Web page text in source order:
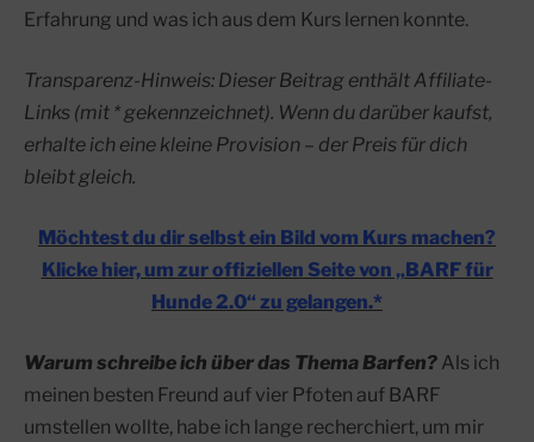
Erfahrung und was ich aus dem Kurs lernen konnte.
Transparenz-Hinweis: Dieser Beitrag enthält Affiliate-
Links (mit * gekennzeichnet). Wenn du darüber kaufst,
erhalte ich eine kleine Provision – der Preis für dich
bleibt gleich.
Möchtest du dir selbst ein Bild vom Kurs machen?
Klicke hier, um zur offiziellen Seite von „BARF für
Hunde 2.0“ zu gelangen.*
Warum schreibe ich über das Thema Barfen? Als ich
meinen besten Freund auf vier Pfoten auf BARF
umstellen wollte, habe ich lange recherchiert, um mir